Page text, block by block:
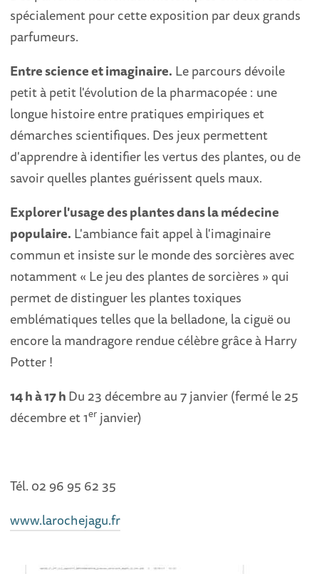
spécialement pour cette exposition par deux grands
parfumeurs.
Entre science et imaginaire. Le parcours dévoile
petit à petit l'évolution de la pharmacopée : une
longue histoire entre pratiques empiriques et
démarches scientifiques. Des jeux permettent
d'apprendre à identifier les vertus des plantes, ou de
savoir quelles plantes guérissent quels maux.
Explorer l'usage des plantes dans la médecine
populaire. L'ambiance fait appel à l'imaginaire
commun et insiste sur le monde des sorcières avec
notamment « Le jeu des plantes de sorcières » qui
permet de distinguer les plantes toxiques
emblématiques telles que la belladone, la ciguë ou
encore la mandragore rendue célèbre grâce à Harry
Potter !
14 h à 17 hDu 23 décembre au 7 janvier (fermé le 25
décembre et 1er janvier)
Tél. 02 96 95 62 35
www.larochejagu.fr